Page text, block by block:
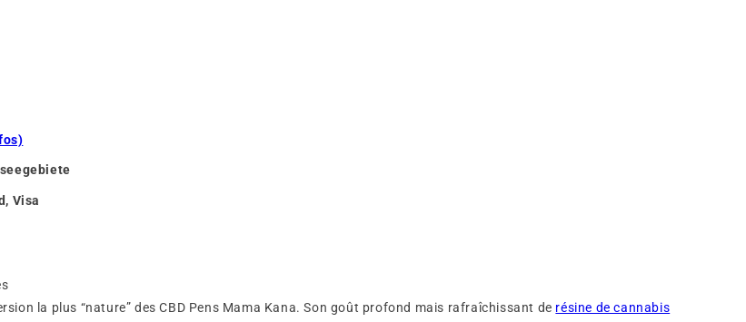
Visa
la plus “nature” des CBD Pens Mama Kana. Son goût profond mais rafraîchissant de résine de cannabis